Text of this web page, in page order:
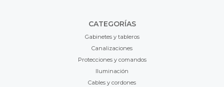
CATEGORÍAS
Gabinetes y tableros
Canalizaciones
Protecciones y comandos
Iluminación
Cables y cordones